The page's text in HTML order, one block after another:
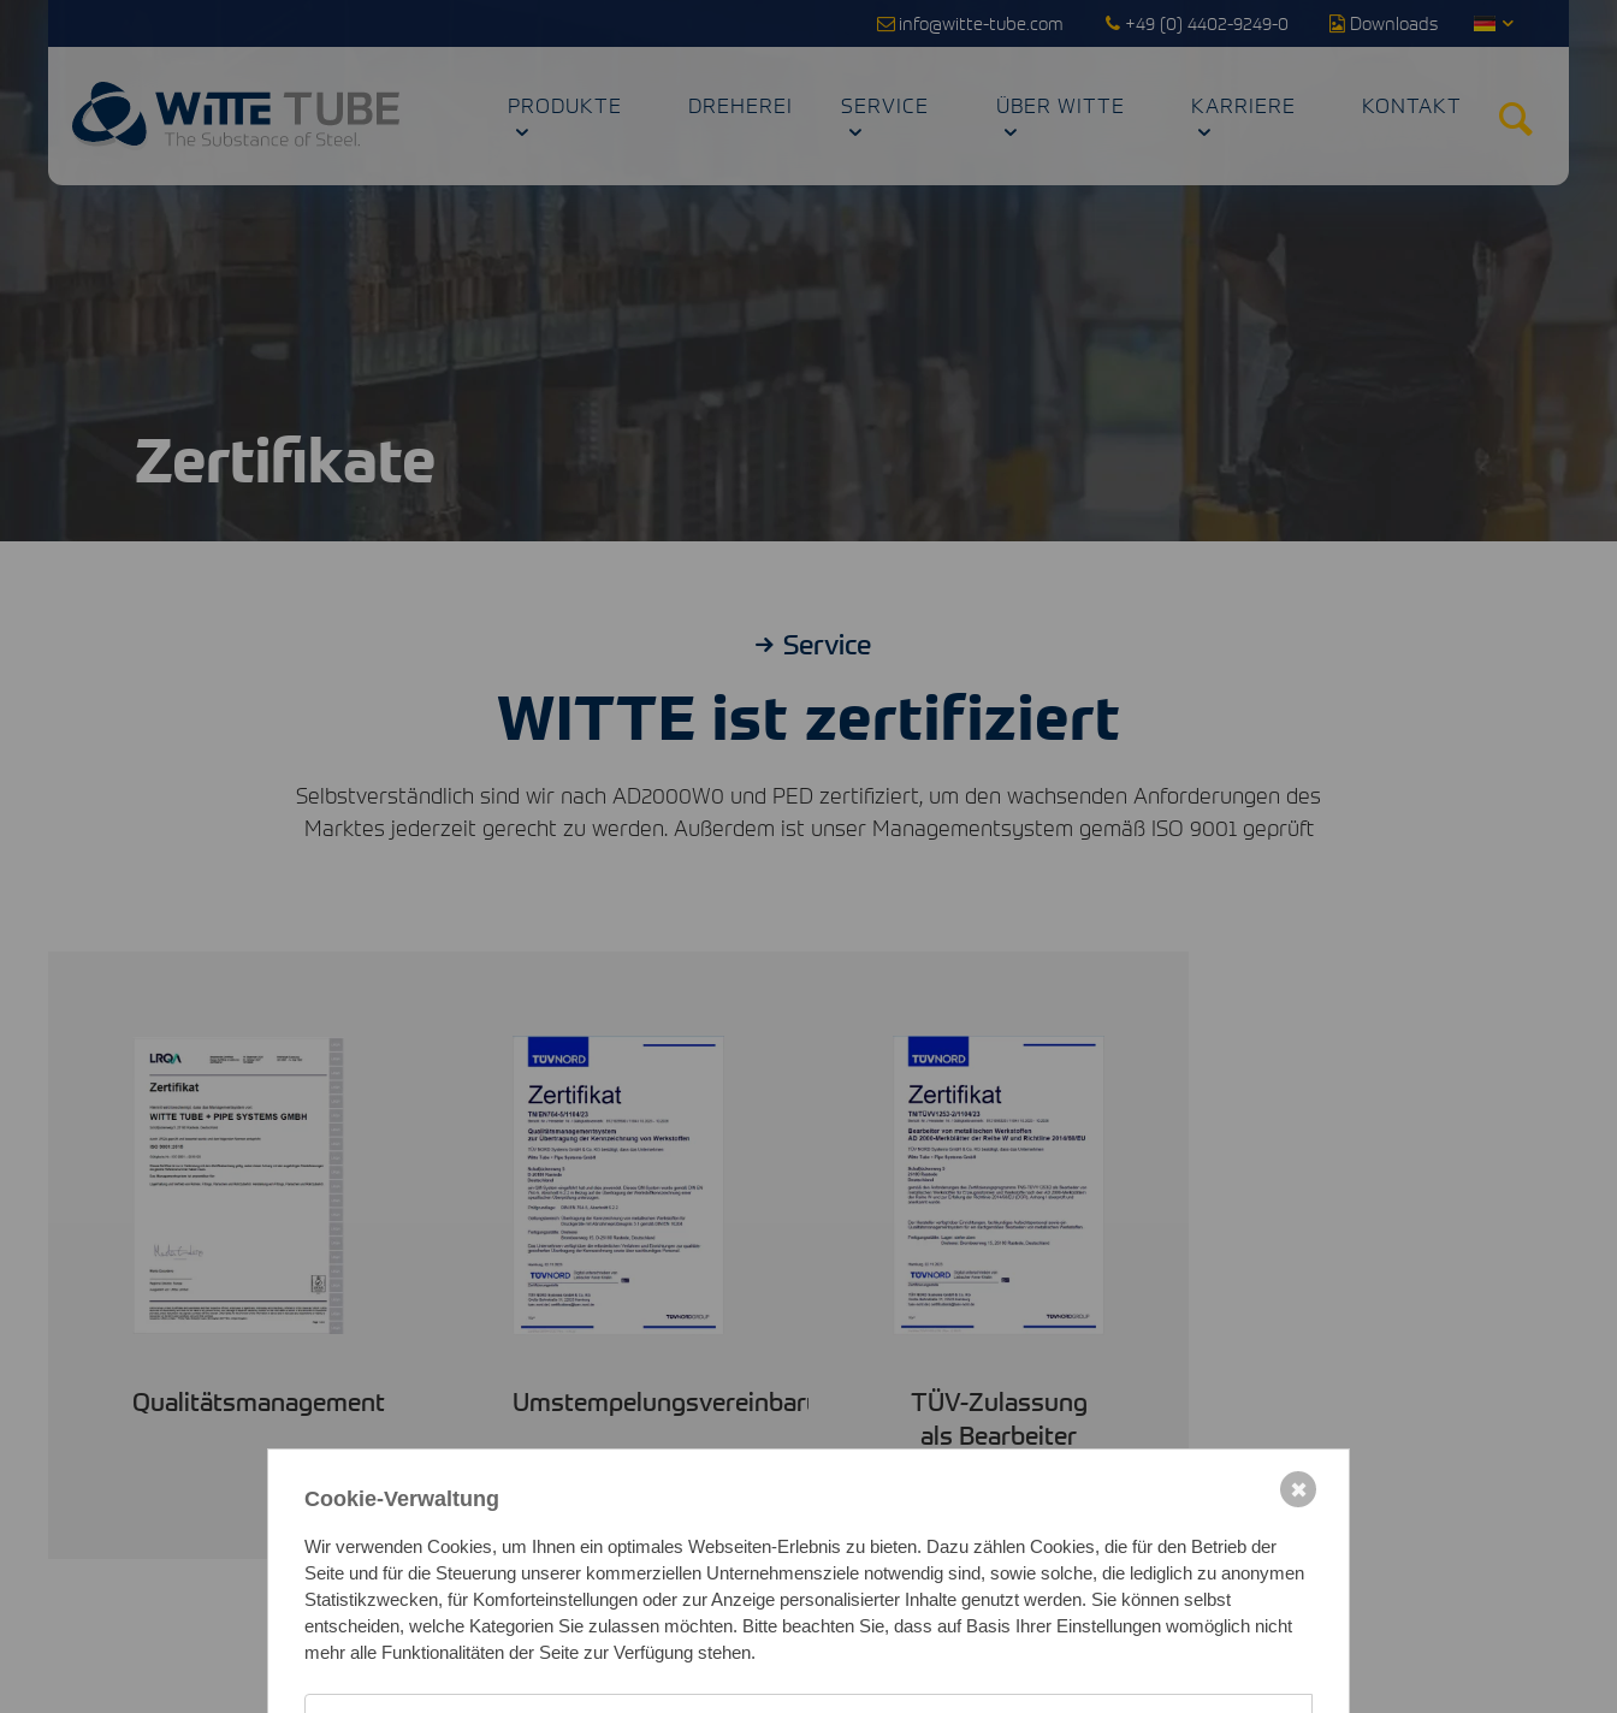
info@witte-tube.com +49 (0) 4402-9249-0 Downloads
PRODUKTE DREHEREI SERVICE ÜBER WITTE KARRIERE KONTAKT
Zertifikate
Service
WITTE ist zertifiziert
Selbstverständlich sind wir nach AD2000W0 und PED zertifiziert, um den wachsenden Anforderungen des
Marktes jederzeit gerecht zu werden. Außerdem ist unser Managementsystem gemäß ISO 9001 geprüft
Qualitätsmanagement Umstempelungsvereinbarung
TÜV-Zulassung
als Bearbeiter
Cookie-Verwaltung
Wir verwenden Cookies, um Ihnen ein optimales Webseiten-Erlebnis zu bieten. Dazu zählen Cookies, die für den Betrieb der
Seite und für die Steuerung unserer kommerziellen Unternehmensziele notwendig sind, sowie solche, die lediglich zu anonymen
Statistikzwecken, für Komforteinstellungen oder zur Anzeige personalisierter Inhalte genutzt werden. Sie können selbst
entscheiden, welche Kategorien Sie zulassen möchten. Bitte beachten Sie, dass auf Basis Ihrer Einstellungen womöglich nicht
mehr alle Funktionalitäten der Seite zur Verfügung stehen.
✖